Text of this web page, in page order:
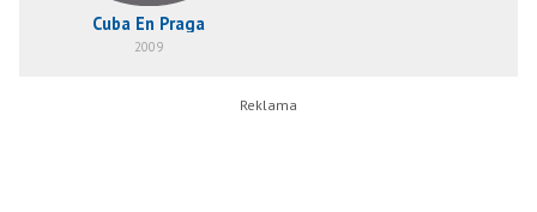
Cuba En Praga
2009